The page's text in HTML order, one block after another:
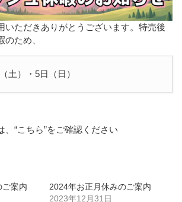
いただきありがとうございます。特売後
ため、
土）・5日（日）
“こちら”をご確認ください
ご案内
2024年お正月休みのご案内
2023年12月31日